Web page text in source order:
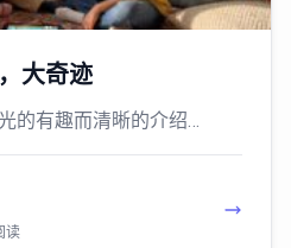
大奇迹
的有趣而清晰的介绍…
读